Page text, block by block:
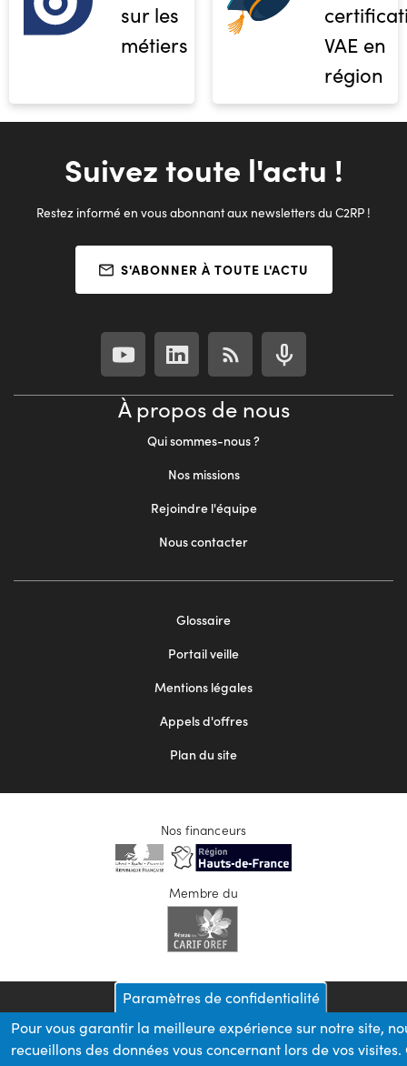
sur les
métiers
VAE en
région
Suivez toute l'actu !
Restez informé en vous abonnant aux newsletters du C2RP !
S'ABONNER À TOUTE L'ACTU
À propos de nous
Qui sommes-nous ?
Nos missions
Rejoindre l'équipe
Nous contacter
Glossaire
Portail veille
Mentions légales
Appels d'offres
Plan du site
Nos financeurs
Membre du
Paramètres de confidentialité
Pour vous garantir la meilleure expérience sur notre site,
recueillons des données vous concernant lors de vos visites.